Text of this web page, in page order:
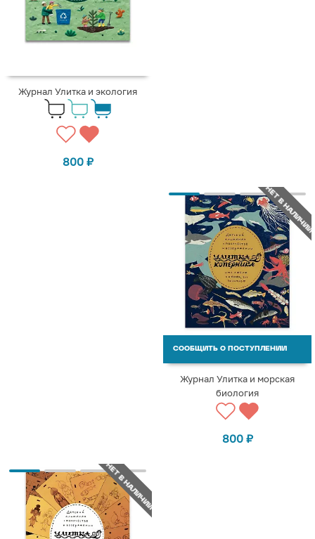
Журнал Улитка и экология
800 ₽
НЕТ В НАЛИЧИИ
СООБЩИТЬ О ПОСТУПЛЕНИИ
Журнал Улитка и морская
биология
800 ₽
НЕТ В НАЛИЧИИ